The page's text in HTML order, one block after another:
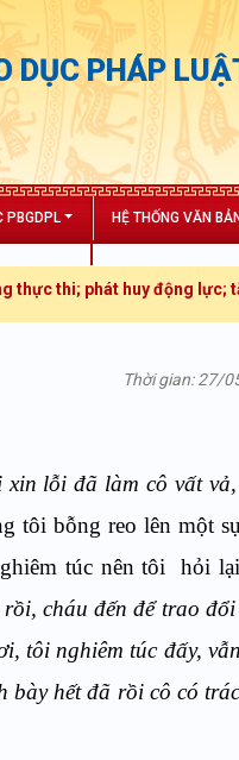
DỤC PHÁP
PBGDPL HỆ THỐNG VĂN BẢN
phát huy động lực; tăng
Thời gian: 27/
xin lỗi đã làm cô vất
tôi bỗng reo lên một
túc nên tôi hỏi lại
cháu đến để trao đổi
tôi nghiêm túc đấy,
bày hết đã rồi cô có